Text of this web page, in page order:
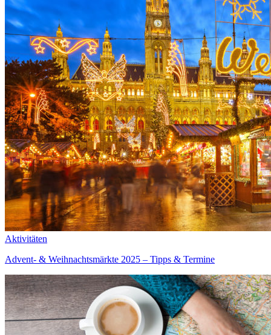
Aktivitäten
Advent- & Weihnachtsmärkte 2025 – Tipps & Termine